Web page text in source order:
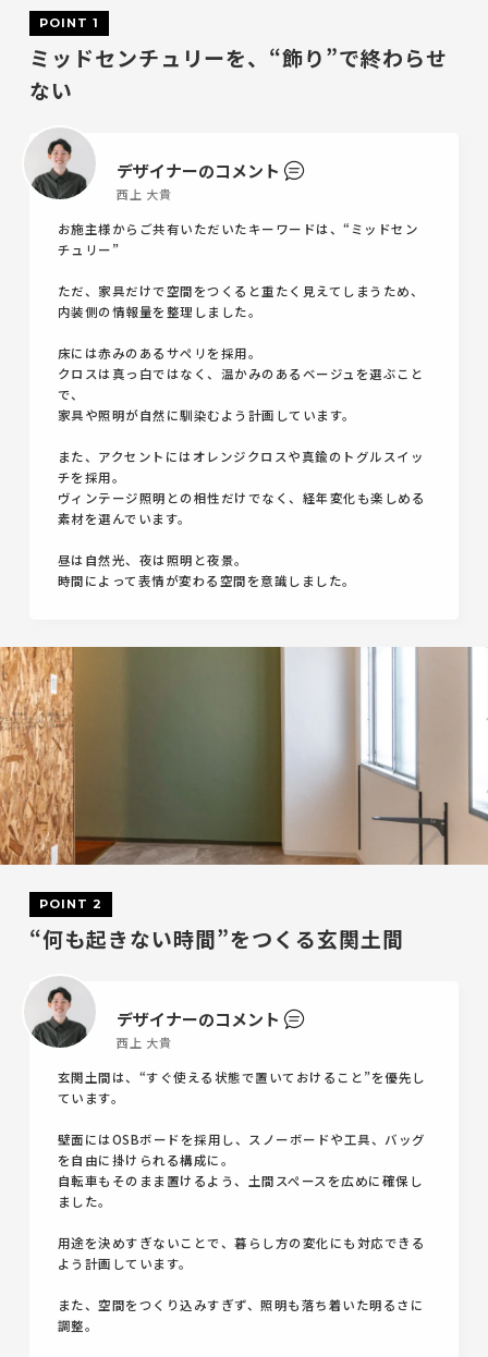
POINT 1
ミッドセンチュリーを、“飾り”で終わらせ
ない
デザイナーのコメント
西上 大貴
お施主様からご共有いただいたキーワードは、“ミッドセン
チュリー”
ただ、家具だけで空間をつくると重たく見えてしまうため、
内装側の情報量を整理しました。
床には赤みのあるサペリを採用。
クロスは真っ白ではなく、温かみのあるベージュを選ぶこと
で、
家具や照明が自然に馴染むよう計画しています。
また、アクセントにはオレンジクロスや真鍮のトグルスイッ
チを採用。
ヴィンテージ照明との相性だけでなく、経年変化も楽しめる
素材を選んでいます。
昼は自然光、夜は照明と夜景。
時間によって表情が変わる空間を意識しました。
POINT 2
“何も起きない時間”をつくる玄関土間
デザイナーのコメント
西上 大貴
玄関土間は、“すぐ使える状態で置いておけること”を優先し
ています。
壁面にはOSBボードを採用し、スノーボードや工具、バッグ
を自由に掛けられる構成に。
自転車もそのまま置けるよう、土間スペースを広めに確保し
ました。
用途を決めすぎないことで、暮らし方の変化にも対応できる
よう計画しています。
また、空間をつくり込みすぎず、照明も落ち着いた明るさに
調整。